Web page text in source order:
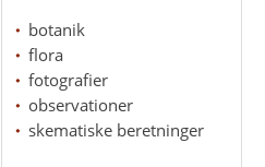
botanik
flora
fotografier
observationer
skematiske beretninger